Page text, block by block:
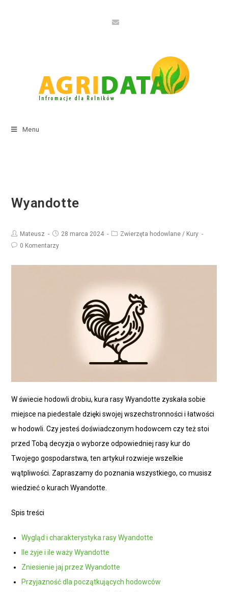
Menu
Wyandotte
Mateusz 28 marca 2024 Zwierzęta hodowlane / Kury
0 Komentarzy
W świecie hodowli drobiu, kura rasy Wyandotte zyskała sobie
miejsce na piedestale dzięki swojej wszechstronności i łatwości
w hodowli. Czy jesteś doświadczonym hodowcem czy też stoi
przed Tobą decyzja o wyborze odpowiedniej rasy kur do
Twojego gospodarstwa, ten artykuł rozwieje wszelkie
wątpliwości. Zapraszamy do poznania wszystkiego, co musisz
wiedzieć o kurach Wyandotte.
Spis treści
Wygląd i charakterystyka rasy Wyandotte
Ile żyje i ile waży Wyandotte
Zniesienie jaj przez Wyandotte
Przyjazność dla początkujących hodowców